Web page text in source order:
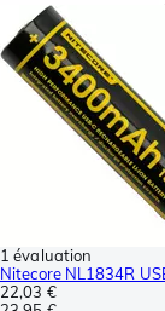
1 évaluation
Nitecore NL1834R
22,03 €